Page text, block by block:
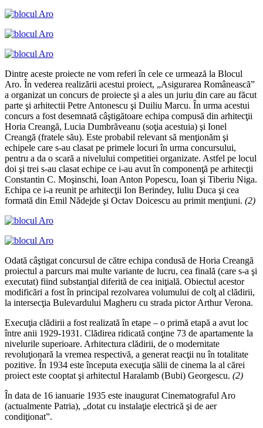
Dintre aceste proiecte ne vom referi în cele ce urmează la Blocul
Aro. În vederea realizării acestui proiect, „Asigurarea Românească”
a organizat un concurs de proiecte şi a ales un juriu din care au făcut
parte şi arhitectii Petre Antonescu şi Duiliu Marcu. În urma acestui
concurs a fost desemnată câştigătoare echipa compusă din arhitecţii
Horia Creangă, Lucia Dumbrăveanu (soţia acestuia) şi Ionel
Creangă (fratele său). Este probabil relevant să menţionăm şi
echipele care s-au clasat pe primele locuri în urma concursului,
pentru a da o scară a nivelului competitiei organizate. Astfel pe locul
doi şi trei s-au clasat echipe ce i-au avut în componenţă pe arhitecţii
Constantin C. Moşinschi, Ioan Anton Popescu, Ioan şi Tiberiu Niga.
Echipa ce i-a reunit pe arhitecţii Ion Berindey, Iuliu Duca şi cea
formată din Emil Nădejde şi Octav Doicescu au primit menţiuni. (2)
Odată câştigat concursul de către echipa condusă de Horia Creangă
proiectul a parcurs mai multe variante de lucru, cea finală (care s-a şi
executat) fiind substanţial diferită de cea iniţială. Obiectul acestor
modificări a fost în principal rezolvarea volumului de colţ al clădirii,
la intersecţia Bulevardului Magheru cu strada pictor Arthur Verona.
Execuţia clădirii a fost realizată în etape – o primă etapă a avut loc
între anii 1929-1931. Clădirea ridicată conţine 73 de apartamente la
nivelurile superioare. Arhitectura clădirii, de o modernitate
revoluţionară la vremea respectivă, a generat reacţii nu în totalitate
pozitive. În 1934 este începuta execuţia sălii de cinema la al cărei
proiect este cooptat şi arhitectul Haralamb (Bubi) Georgescu. (2)
În data de 16 ianuarie 1935 este inaugurat Cinematograful Aro
(actualmente Patria), „dotat cu instalaţie electrică şi de aer
condiţionat”.